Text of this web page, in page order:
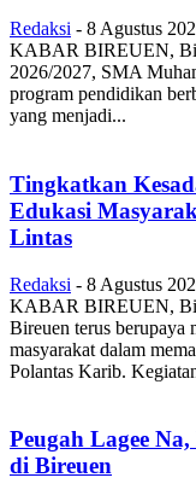
Redaksi - 8 Agustus
KABAR BIREUEN,
2026/2027, SMA
program pendidikan
yang menjadi...
Tingkatkan
Edukasi
Lintas
Redaksi - 8 Agustus
KABAR BIREUEN,
Bireuen terus berupaya
masyarakat dalam
Polantas Karib.
Peugah Lagee
di Bireuen